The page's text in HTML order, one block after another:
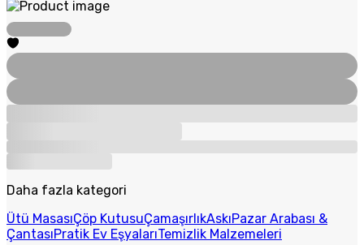
Daha fazla kategori
Ütü MasasıÇöp KutusuÇamaşırlıkAskıPazar Arabası &
ÇantasıPratik Ev EşyalarıTemizlik Malzemeleri